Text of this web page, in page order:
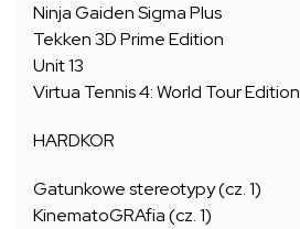
Ninja Gaiden Sigma Plus
Tekken 3D Prime Edition
Unit 13
Virtua Tennis 4: World Tour Edition
HARDKOR
Gatunkowe stereotypy (cz. 1)
KinematoGRAfia (cz. 1)